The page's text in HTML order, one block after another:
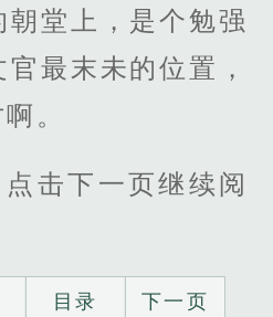
堂上，是个勉强
最末未的位置，
。
击下一页继续阅
目录 下一页